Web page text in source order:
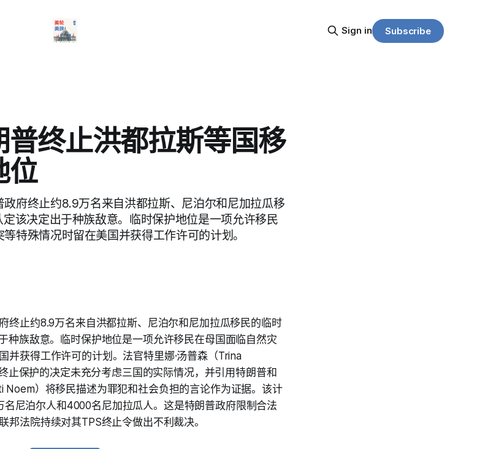
Sign in Subscribe
终止洪都拉斯等国移
位
政府终止约8.9万名来自洪都拉斯、尼泊尔和尼加拉瓜移
该决定出于种族敌意。临时保护地位是一项允许移民
特殊情况时留在美国并获得工作许可的计划。
终止约8.9万名来自洪都拉斯、尼泊尔和尼加拉瓜移民的临时
种族敌意。临时保护地位是一项允许移民在母国面临自然灾
并获得工作许可的计划。法官特里娜·汤普森（Trina
止保护的决定未充分考虑三国的实际情况，并引用特朗普和
Noem）将移民描述为罪犯和社会负担的言论作为证据。该计
名尼泊尔人和4000名尼加拉瓜人。这是特朗普政府限制合法
邦法院持续对其TPS终止令做出不利裁决。